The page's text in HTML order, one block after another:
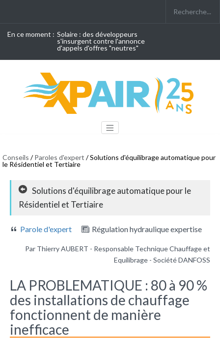
En ce moment : Solaire : des développeurs
s'insurgent contre l'annonce
d'appels d'offres "neutres"
Conseils /Paroles d'expert / Solutions d'équilibrage automatique pour
le Résidentiel et Tertiaire
Solutions d'équilibrage automatique pour le
Résidentiel et Tertiaire
Parole d'expert Régulation hydraulique expertise
Par Thierry AUBERT - Responsable Technique Chauffage et
Equilibrage - Société DANFOSS
LA PROBLEMATIQUE : 80 à 90 %
des installations de chauffage
fonctionnent de manière
inefficace